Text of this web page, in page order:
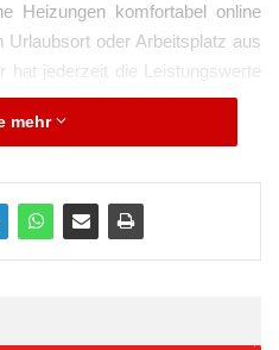
Heizungen komfortabel online
oder Arbeitsplatz aus
hat jederzeit die Leistungswerte
im Blick. Dank vernetzter
wie Brennwertkessel, kleine
Ferne gewartet werden.
mehr